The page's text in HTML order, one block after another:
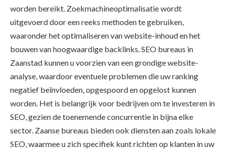
worden bereikt. Zoekmachineoptimalisatie wordt
uitgevoerd door een reeks methoden te gebruiken,
waaronder het optimaliseren van website-inhoud en het
bouwen van hoogwaardige backlinks. SEO bureaus in
Zaanstad kunnen u voorzien van een grondige website-
analyse, waardoor eventuele problemen die uw ranking
negatief beïnvloeden, opgespoord en opgelost kunnen
worden. Het is belangrijk voor bedrijven om te investeren in
SEO, gezien de toenemende concurrentie in bijna elke
sector. Zaanse bureaus bieden ook diensten aan zoals lokale
SEO, waarmee u zich specifiek kunt richten op klanten in uw